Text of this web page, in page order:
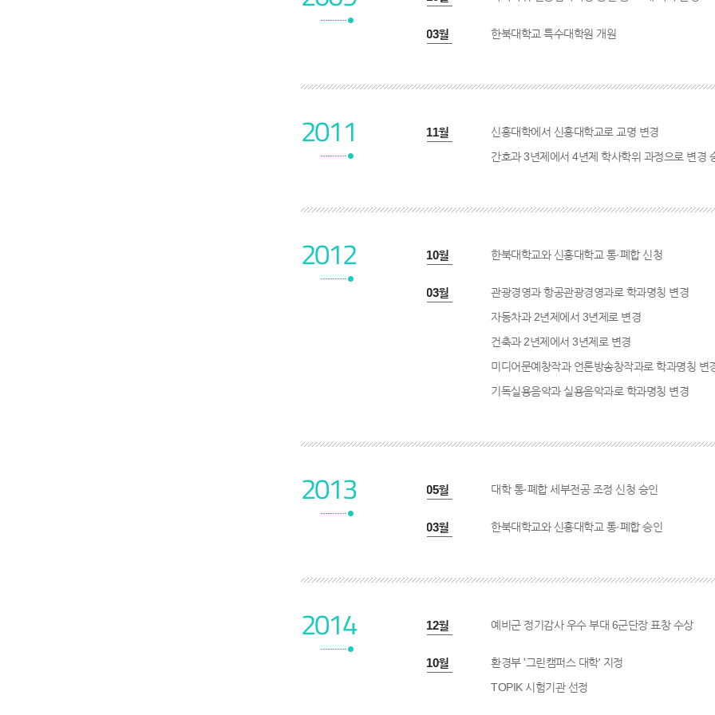
2009년 03월 한북대학교 특수대학원 개원
2011 2011년 11월
신흥대학에서 신흥대학교로 교명 변경
간호과 3년제에서 4년제 학사학위 과정으로 변경
2012 2012년 10월 한북대학교와 신흥대학교 통·폐합 신청
2012년 03월
관광경영과 항공관광경영과로 학과명칭 변경
자동차과 2년제에서 3년제로 변경
건축과 2년제에서 3년제로 변경
미디어문예창작과 언론방송창작과로 학과명칭 변
기독실용음악과 실용음악과로 학과명칭 변경
2013 2013년 05월 대학 통·폐합 세부전공 조정 신청 승인
2013년 03월 한북대학교와 신흥대학교 통·폐합 승인
2014 2014년 12월 예비군 정기감사 우수 부대 6군단장 표창 수상
2014년 10월
환경부 '그린캠퍼스 대학' 지정
TOPIK 시험기관 선정